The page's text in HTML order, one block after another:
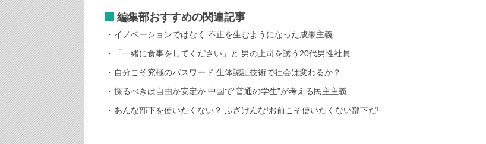
編集部おすすめの関連記事
イノベーションではなく 不正を生むようになった成果主義
「一緒に食事をしてください」と 男の上司を誘う20代男性社員
自分こそ究極のパスワード 生体認証技術で社会は変わるか？
採るべきは自由か安定か 中国で“普通の学生”が考える民主主義
あんな部下を使いたくない？ ふざけんな!お前こそ使いたくない部下だ!